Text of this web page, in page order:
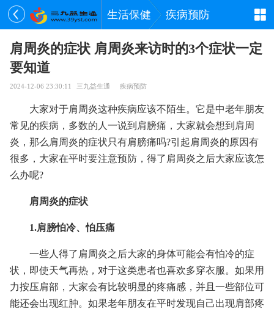
生活保健 疾病预防
肩周炎的症状 肩周炎来访时的3个症状一定
要知道
2024-12-06 23:30:11 三九益生通 疾病预防
大家对于肩周炎这种疾病应该不陌生。它是中老年朋友
常见的疾病，多数的人一说到肩膀痛，大家就会想到肩周
炎，那么肩周炎的症状只有肩膀痛吗?引起肩周炎的原因有
很多，大家在平时要注意预防，得了肩周炎之后大家应该怎
么办呢?
肩周炎的症状
1.肩膀怕冷、怕压痛
一些人得了肩周炎之后大家的身体可能会有怕冷的症
状，即使天气再热，对于这类患者也喜欢多穿衣服。如果用
力按压肩部，大家会有比较明显的疼痛感，并且一些部位可
能还会出现红肿。如果老年朋友在平时发现自己出现肩部疼